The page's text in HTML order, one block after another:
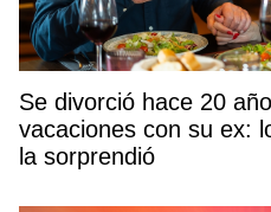
Se divorció hace 20
vacaciones con su ex:
la sorprendió